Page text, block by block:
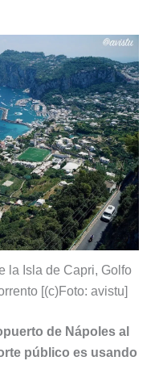
la Isla de Capri, Golfo
[(c)Foto: avistu]
de Nápoles al
público es usando